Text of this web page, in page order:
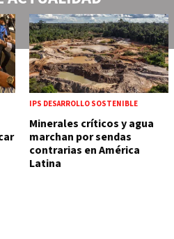
IPS DESARROLLO SOSTENIBLE
Minerales críticos y agua
marchan por sendas
contrarias en América
Latina